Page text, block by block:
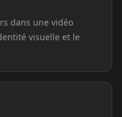
dans une vidéo
visuelle et le